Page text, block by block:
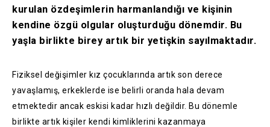
kurulan özdeşimlerin harmanlandığı ve kişinin
kendine özgü olgular oluşturduğu dönemdir. Bu
yaşla birlikte birey artık bir yetişkin sayılmaktadır.
Fiziksel değişimler kız çocuklarında artık son derece
yavaşlamış, erkeklerde ise belirli oranda hala devam
etmektedir ancak eskisi kadar hızlı değildir. Bu dönemle
birlikte artık kişiler kendi kimliklerini kazanmaya